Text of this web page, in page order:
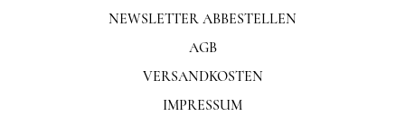
NEWSLETTER ABBESTELLEN
AGB
VERSANDKOSTEN
IMPRESSUM